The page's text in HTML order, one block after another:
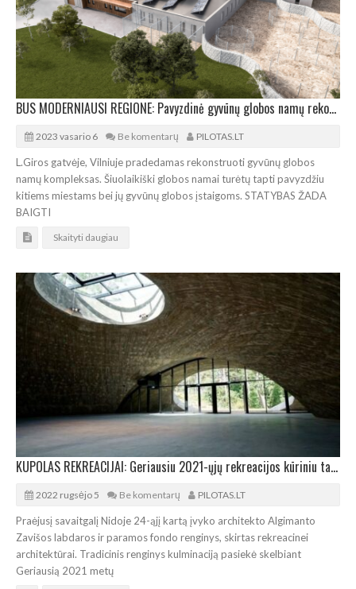
BUS MODERNIAUSI REGIONE: Pavyzdinė gyvūnų globos namų rekonstrukcija
2023 vasario 6 Be komentarų PILOTAS.LT
L.Giros gatvėje, Vilniuje pradedamas rekonstruoti gyvūnų globos
namų kompleksas. Šiuolaikiški globos namai turėtų tapti pavyzdžiu
kitiems miestams bei jų gyvūnų globos įstaigoms. STATYBAS ŽADA
BAIGTI
Skaityti daugiau
KUPOLAS REKREACIJAI: Geriausiu 2021-ųjų rekreacijos kūriniu tapo ežero salos salė
2022 rugsėjo 5 Be komentarų PILOTAS.LT
Praėjusį savaitgalį Nidoje 24-ąjį kartą įvyko architekto Algimanto
Zavišos labdaros ir paramos fondo renginys, skirtas rekreacinei
architektūrai. Tradicinis renginys kulminaciją pasiekė skelbiant
Geriausią 2021 metų